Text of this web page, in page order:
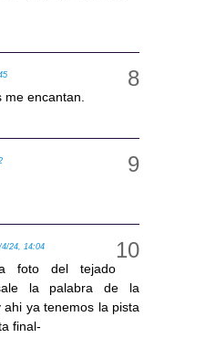
me encantan.
4/24, 14:04
foto del tejado
la palabra de la
ahi ya tenemos la pista
final-